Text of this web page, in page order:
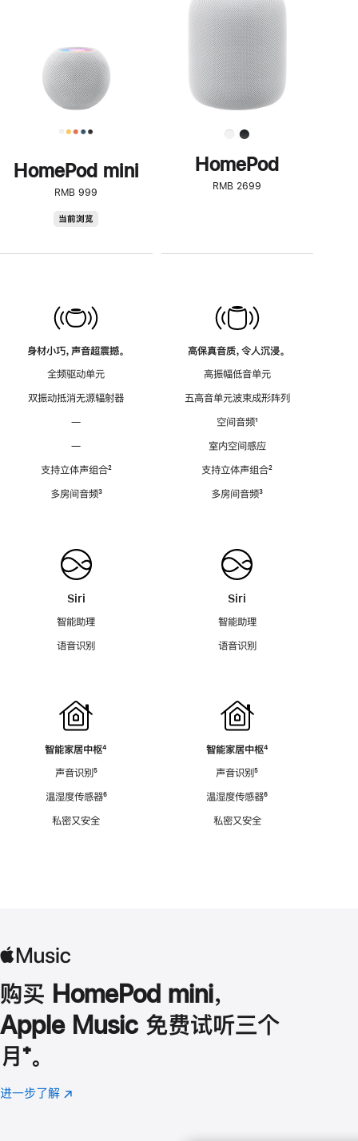
HomePod mini
RMB 999
当前浏览
身材小巧，声音超震撼。
全频驱动单元
双振动抵消无源辐射器
—
—
支持立体声组合脚
²
多房间音频脚
³
Siri
智能助理
语音识别
智能家居中枢脚
⁴
声音识别脚
⁵
温湿度传感器脚
⁶
私密又安全
了
解
HomePod<
HomePod
RMB 2699
高保真音质，令人沉浸。
高振幅低音单元
五高音单元波束成形阵列
空间音频脚
¹
室内空间感应
支持立体声组合脚
²
多房间音频脚
³
Siri
智能助理
语音识别
智能家居中枢脚
⁴
声音识别脚
⁵
温湿度传感器脚
⁶
私密又安全
购买 HomePod mini，
Apple Music 免费试听三个
月 脚
注
⁺。
进一步了解 Apple
(在